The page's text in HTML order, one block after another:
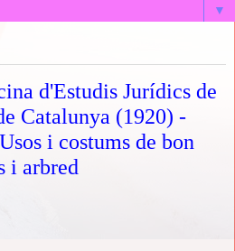
▼
d'Estudis Jurídics de
Catalunya (1920) -
i costums de bon
i arbred